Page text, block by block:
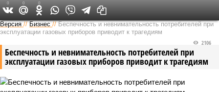
Версия в Саратове
Версия //Бизнес //Беспечность и невнимательность потребителей при
эксплуатации газовых приборов приводит к трагедиям
Беспечность и невнимательность потребителей при
эксплуатации газовых приборов приводит к трагедиям
2106
0 0 0